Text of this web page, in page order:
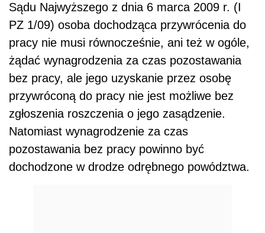
Sądu Najwyższego z dnia 6 marca 2009 r. (I
PZ 1/09) osoba dochodząca przywrócenia do
pracy nie musi równocześnie, ani też w ogóle,
żądać wynagrodzenia za czas pozostawania
bez pracy, ale jego uzyskanie przez osobę
przywróconą do pracy nie jest możliwe bez
zgłoszenia roszczenia o jego zasądzenie.
Natomiast wynagrodzenie za czas
pozostawania bez pracy powinno być
dochodzone w drodze odrębnego powództwa.